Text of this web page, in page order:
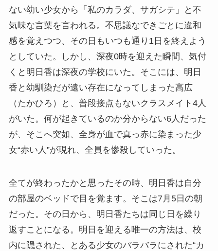
ない幼い少女から「私のカラダ、サガシテ」と不
気味な言葉を言われる。不思議なできごとに違和
感を覚えつつ、その日もいつも通り1日を終えよう
としていた。しかし、深夜0時を迎えた瞬間、気付
くと明日香は深夜の学校にいた。そこには、明日
香と幼馴染だが遠い存在になってしまった高広
（たかひろ）と、普段接点もないクラスメイト4人
がいた。何が起きているのか分からない6人だった
が、そこへ突如、全身が血で真っ赤に染まった少
女“赤い人”が現れ、全員を惨殺していった。
全てが終わったかと思ったその時、明日香は自分
の部屋のベッドで目を覚ます。そこは7月5日の朝
だった。その日から、明日香たちは同じ日を繰り
返すことになる。明日を迎える唯一の方法は、校
内に隠された、とある少女のバラバラにされた“カ